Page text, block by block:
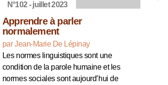
N°102 - juillet 2023
Apprendre à parler
normalement
par Jean-Marie De Lépinay
Les normes linguistiques sont une
condition de la parole humaine et les
normes sociales sont aujourd’hui de